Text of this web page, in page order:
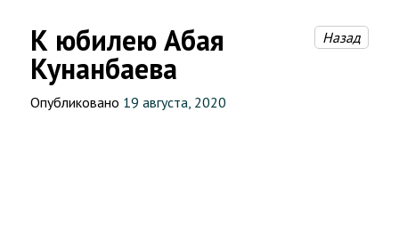
К юбилею Абая
Кунанбаева
Назад
Опубликовано 19 августа, 2020